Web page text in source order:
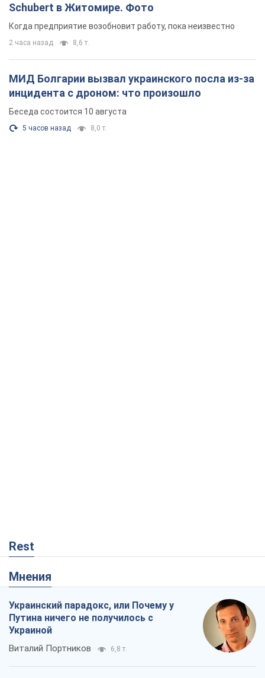
Schubert в Житомире. Фото
Когда предприятие возобновит работу, пока неизвестно
2 часа назад 8,6 т.
МИД Болгарии вызвал украинского посла из-за
инцидента с дроном: что произошло
Беседа состоится 10 августа
5 часов назад 8,0 т.
Rest
Мнения
Украинский парадокс, или Почему у
Путина ничего не получилось с
Украиной
Виталий Портников 6,8 т.